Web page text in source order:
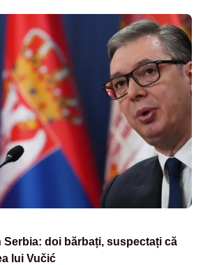
doi bărbați, suspectați că
lui Vučić